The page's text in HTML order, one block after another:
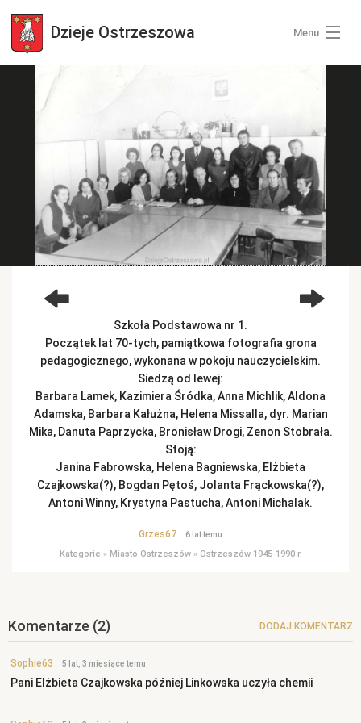
Dzieje Ostrzeszowa Menu
Wszystkie zdjęcia
+ Dodaj zdjęcia
Szkoła Podstawowa nr 1.
Początek lat 70-tych, pamiątkowa fotografia grona
pedagogicznego, wykonana w pokoju nauczycielskim.
Siedzą od lewej:
Barbara Lamek, Kazimiera Śródka, Anna Michlik, Aldona
Adamska, Barbara Kałużna, Helena Missalla, dyr. Marian
Mika, Danuta Paprzycka, Bronisław Drogi, Zenon Stobrała.
Stoją:
Janina Fabrowska, Helena Bagniewska, Elżbieta
Czajkowska(?), Bogdan Pętoś, Jolanta Frąckowska(?),
Antoni Winny, Krystyna Pastucha, Antoni Michalak.
Grzes67 6 lat temu
Kategorie » Miasto Ostrzeszów» Ostrzeszów 1945-1990 r.
Komentarze (2) DODAJ KOMENTARZ
Sophie63 5 lat, 3 miesiące temu
Pani Elżbieta Czajkowska później Linkowska uczyła chemii